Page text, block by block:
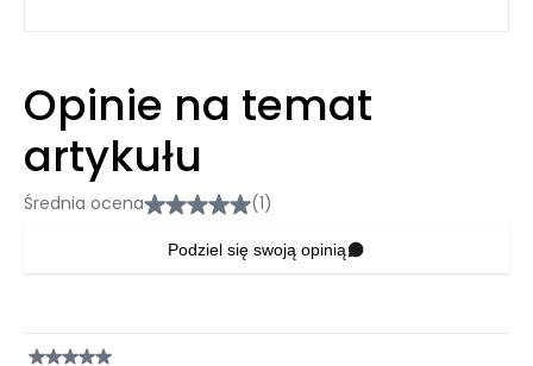
Opinie na temat
artykułu
Średnia ocena (1)
Podziel się swoją opinią